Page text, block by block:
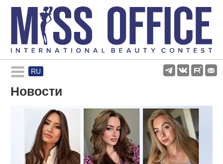
RU
Rules and regulations
About pageant
Participants
Новости